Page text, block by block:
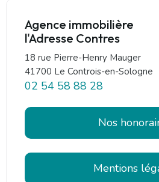
Agence immobilière
l'Adresse Contres
18 rue Pierre-Henry Mauger
41700 Le Controis-en-Sologne
02 54 58 88 28
Nos
Mentions